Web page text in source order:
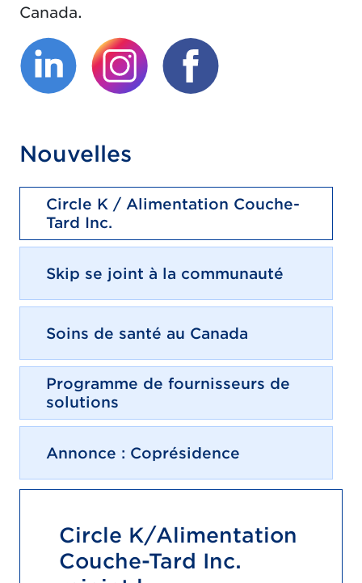
Canada.
(Le lien externe ouvrira un nouvel
(Le lien externe ouvrira
Nouvelles
Circle K / Alimentation Couche-
Tard Inc.
Skip se joint à la communauté
Soins de santé au Canada
Programme de fournisseurs de
solutions
Annonce : Coprésidence
Circle K/Alimentation
Couche-Tard Inc.